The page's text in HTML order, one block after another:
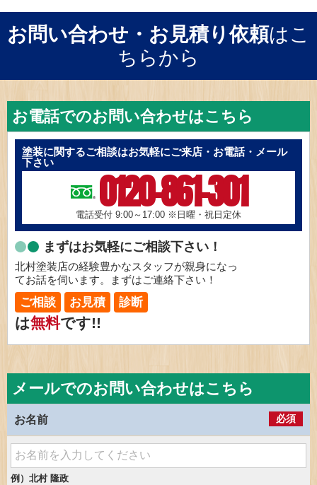
お問い合わせ・お見積り依頼はこ
ちらから
お電話でのお問い合わせはこちら
塗装に関するご相談はお気軽にご来店・お電話・メール
下さい
0120-861-301
電話受付 9:00～17:00 ※日曜・祝日定休
まずはお気軽にご相談下さい！
北村塗装店の経験豊かなスタッフが親身になっ
てお話を伺います。まずはご連絡下さい！
ご相談 お見積 診断
は無料です!!
メールでのお問い合わせはこちら
お名前 必須
例）北村 隆政